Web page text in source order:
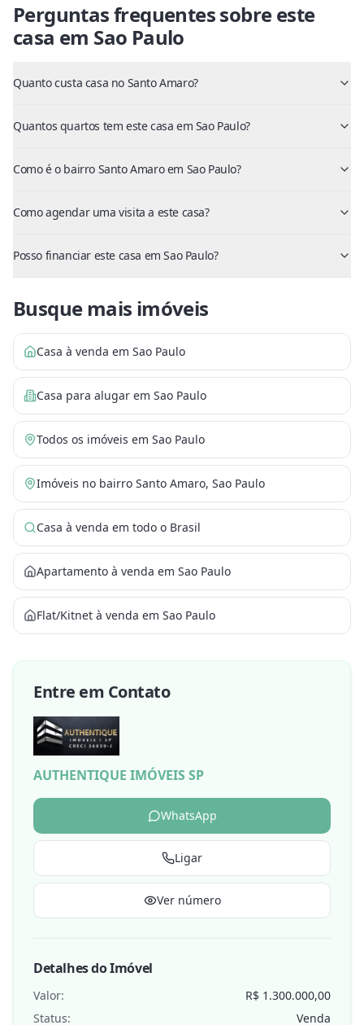
Perguntas frequentes sobre este
casa em Sao Paulo
Quanto custa casa no Santo Amaro?
Quantos quartos tem este casa em Sao Paulo?
Como é o bairro Santo Amaro em Sao Paulo?
Como agendar uma visita a este casa?
Posso financiar este casa em Sao Paulo?
Busque mais imóveis
Casa à venda em Sao Paulo
Casa para alugar em Sao Paulo
Todos os imóveis em Sao Paulo
Imóveis no bairro Santo Amaro, Sao Paulo
Casa à venda em todo o Brasil
Apartamento à venda em Sao Paulo
Flat/Kitnet à venda em Sao Paulo
Entre em Contato
AUTHENTIQUE IMÓVEIS SP
WhatsApp
Ligar
Ver número
Detalhes do Imóvel
Valor:
R$ 1.300.000,00
Status:
Venda